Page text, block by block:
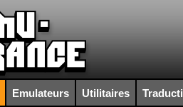
Emulateurs Utilitaires